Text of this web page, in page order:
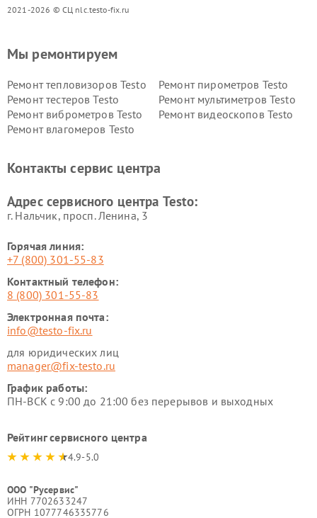
2021-2026 © СЦ nlc.testo-fix.ru
Мы ремонтируем
Ремонт тепловизоров Testo
Ремонт пирометров Testo
Ремонт тестеров Testo
Ремонт мультиметров Testo
Ремонт виброметров Testo
Ремонт видеоскопов Testo
Ремонт влагомеров Testo
Контакты сервис центра
Адрес сервисного центра Testo:
г. Нальчик, просп. Ленина, 3
Горячая линия:
+7 (800) 301-55-83
Контактный телефон:
8 (800) 301-55-83
Электронная почта:
info@testo-fix.ru
для юридических лиц
manager@fix-testo.ru
График работы:
ПН-ВСК с 9:00 до 21:00 без перерывов и выходных
Рейтинг сервисного центра
4.9-5.0
ООО "Русервис"
ИНН 7702633247
ОГРН 1077746335776